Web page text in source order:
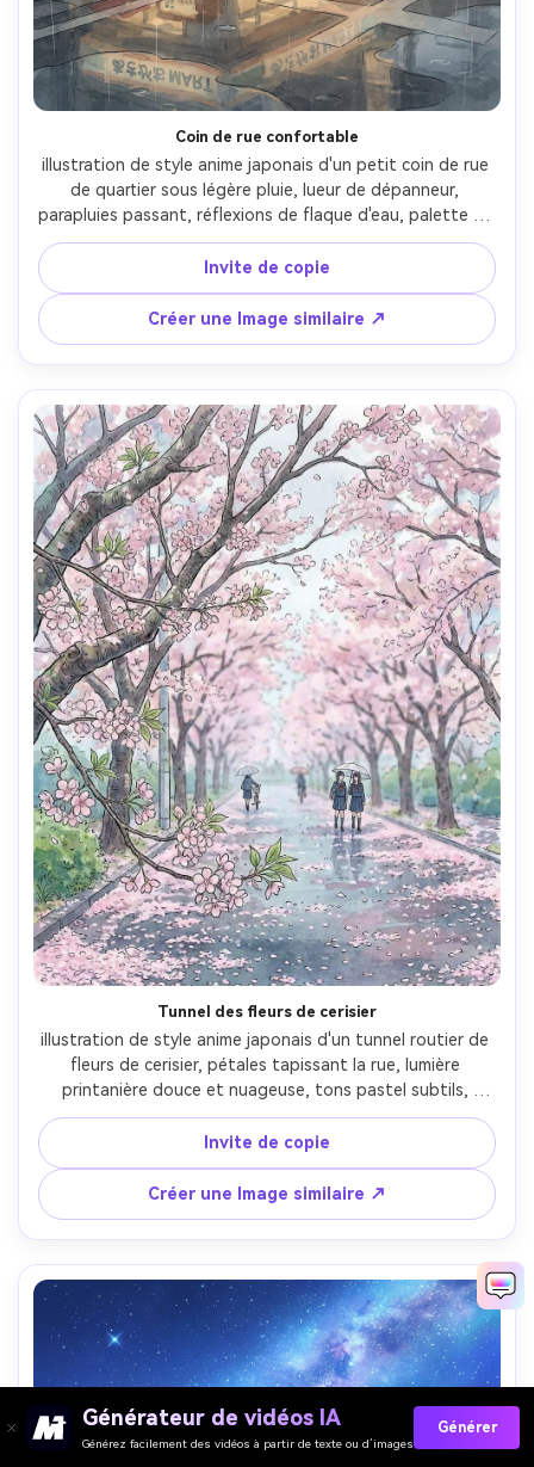
Coin de rue confortable
illustration de style anime japonais d'un petit coin de rue
de quartier sous légère pluie, lueur de dépanneur,
parapluies passant, réflexions de flaque d'eau, palette de
couleurs atténuée avec des points forts chauds,
accessoires d'arrière-plan détaillés, humeur
cinématographique de tranche de vie, travail de ligne
propre, objectif de 85 mm, profondeur de champ peu
profonde-AR 4:5
Invite de copie
Créer une Image similaire ↗
Tunnel des fleurs de cerisier
illustration de style anime japonais d'un tunnel routier de
fleurs de cerisier, pétales tapissant la rue, lumière
printanière douce et nuageuse, tons pastel subtils,
branches et feuilles très détaillées, contours propres,
effet de profondeur de champ douce dans le style de
peinture, humeur paisible rêveuse, objectif de 85 mm,
profondeur de champ peu profonde- -ar 4:5
Invite de copie
Créer une Image similaire ↗
Générateur de vidéos IA
Générez facilement des vidéos à partir de texte ou d’images
Générer